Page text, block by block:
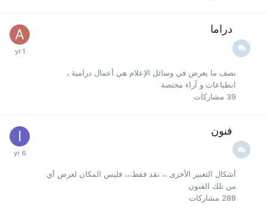
دراما
نصف ما يعرض في وسائل الإعلام هي أعمال درامية ،
انطباعات و آراء مختصة
39
مشاركات
فنون
أشكال التعبير الأخرى ،، نقد فقط،،، فليس المكان لعرض أي
من تلك الفنون
288
مشاركات